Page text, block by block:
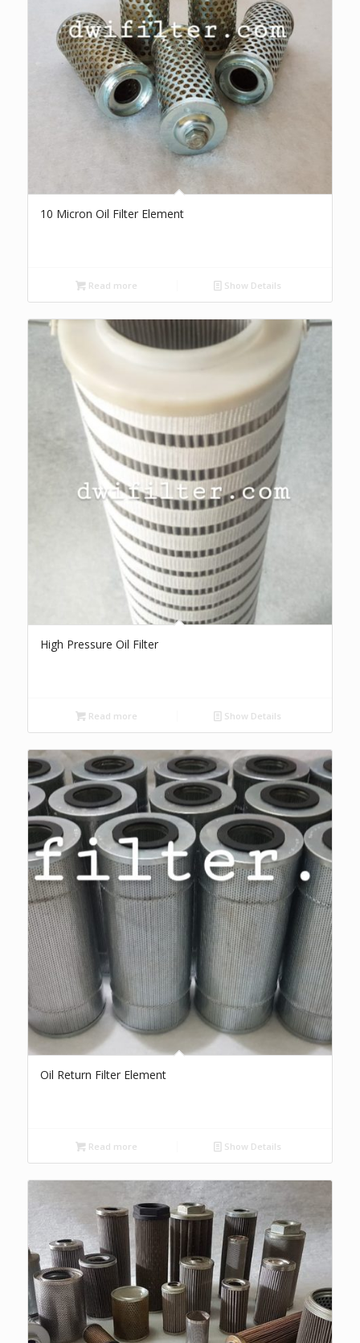
10 Micron Oil Filter Element
Read more Show Details
High Pressure Oil Filter
Read more Show Details
Oil Return Filter Element
Read more Show Details